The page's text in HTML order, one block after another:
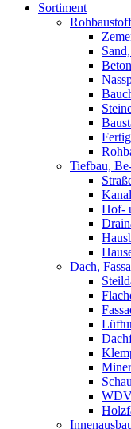
Sortiment
Tiefbau,
Hof-
Dach,